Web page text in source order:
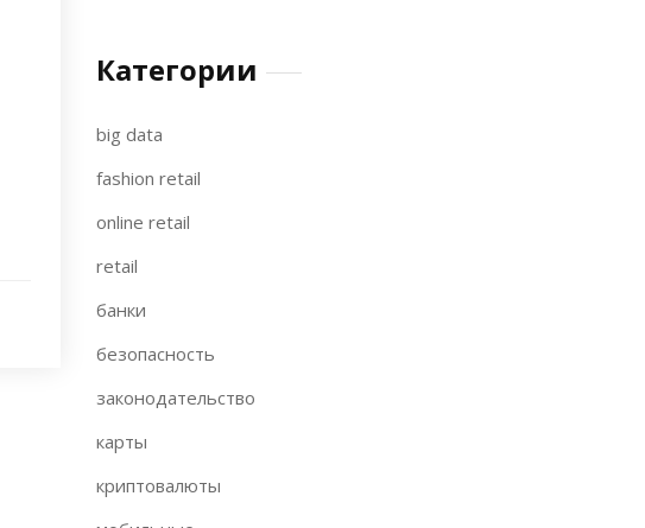
Категории
big data
fashion retail
online retail
retail
банки
безопасность
законодательство
карты
криптовалюты